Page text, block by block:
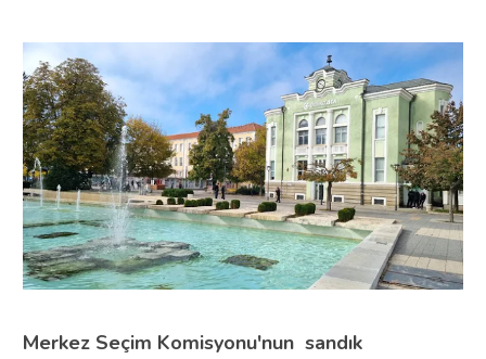
Merkez Seçim Komisyonu'nun sandık